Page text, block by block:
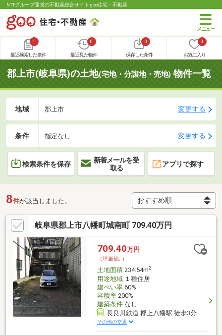
NTTグループ運営の不動産総合サイト goo住宅・不動産
1
最近検索した条件
0
最近見た物件
0
保存した条件
0
お気に入り
郡上市(岐阜県)の土地(宅地・分譲地・売地) 物件一覧
地域 郡上市 変更する
条件 指定なし 変更する
検索条件を保存
新着メールを受
取る
アプリで探す
8件が該当しました。
岐阜県郡上市八幡町城南町 709.40万円
709.40万円
（坪単価:-）
土地面積234.54m2
用途地域１種住居
建ぺい率60%
容積率200%
建築条件なし
長良川鉄道 郡上八幡駅 徒歩3分
その他の交通